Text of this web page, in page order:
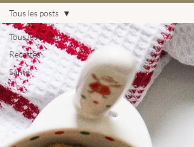
Tous les posts
Recettes
Santé
Tous les posts